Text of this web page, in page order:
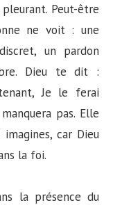
Peut-être
ne voit : une
un pardon
Dieu te dit :
Je le ferai
pas. Elle
car Dieu
la foi.
la présence du